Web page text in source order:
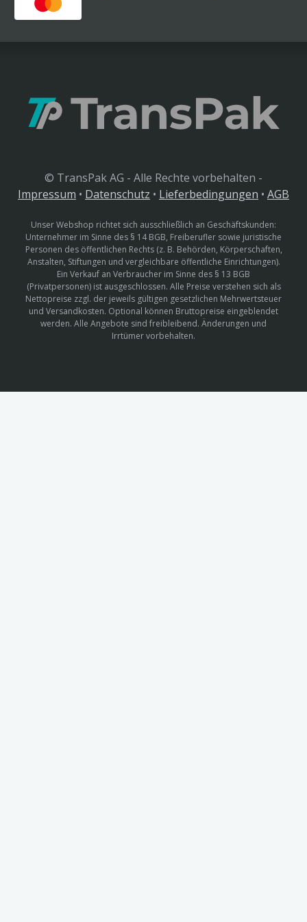
© TransPak AG - Alle Rechte vorbehalten -
Impressum • Datenschutz • Lieferbedingungen • AGB
Unser Webshop richtet sich ausschließlich an Geschäftskunden:
Unternehmer im Sinne des § 14 BGB, Freiberufler sowie juristische
Personen des öffentlichen Rechts (z. B. Behörden, Körperschaften,
Anstalten, Stiftungen und vergleichbare öffentliche Einrichtungen).
Ein Verkauf an Verbraucher im Sinne des § 13 BGB
(Privatpersonen) ist ausgeschlossen. Alle Preise verstehen sich als
Nettopreise zzgl. der jeweils gültigen gesetzlichen Mehrwertsteuer
und Versandkosten. Optional können Bruttopreise eingeblendet
werden. Alle Angebote sind freibleibend. Änderungen und
Irrtümer vorbehalten.